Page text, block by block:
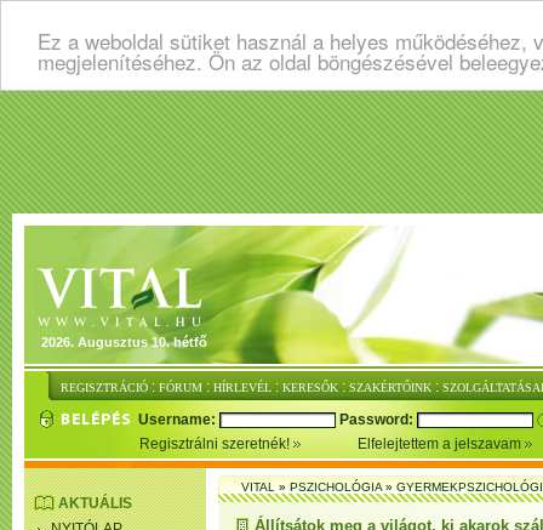
Ez a weboldal sütiket használ a helyes
megjelenítéséhez. Ön az oldal böngészésével
2026. Augusztus 10. hétfő
REGISZTRÁCIÓ : FÓRUM : HÍRLEVÉL : KERESŐK : SZAKÉRTŐINK :
Username:
Password:
Regisztrálni szeretnék!
Elfelejtettem a jelszavam
AKTUÁLIS
VITAL»PSZICHOLÓGIA»
Állítsátok meg a világot, ki akarok